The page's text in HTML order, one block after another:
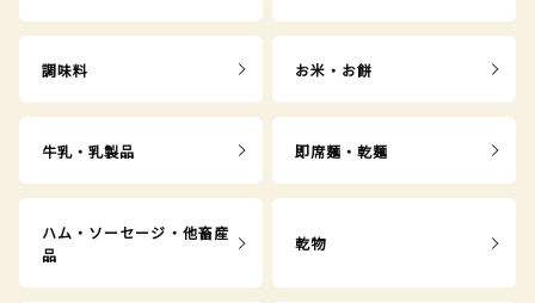
調味料 お米・お餅
牛乳・乳製品 即席麺・乾麺
ハム・ソーセージ・他畜産
品
乾物